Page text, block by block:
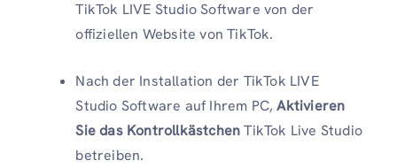
TikTok LIVE Studio Software von der
offiziellen Website von TikTok.
Nach der Installation der TikTok LIVE
Studio Software auf Ihrem PC,Aktivieren
Sie das KontrollkästchenTikTok Live Studio
betreiben.